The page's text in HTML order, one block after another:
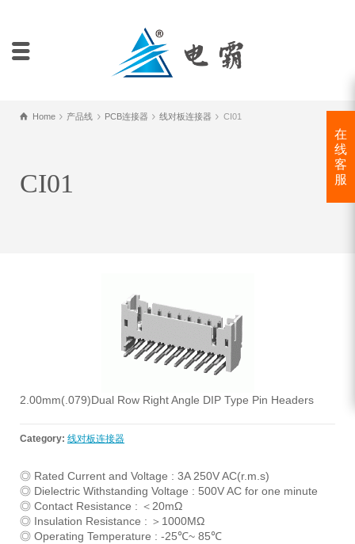
Home 产品线 PCB连接器 线对板连接器 CI01
CI01
2.00mm(.079)Dual Row Right Angle DIP Type Pin Headers
Category: 线对板连接器
◎ Rated Current and Voltage : 3A 250V AC(r.m.s)
◎ Dielectric Withstanding Voltage : 500V AC for one minute
◎ Contact Resistance : ＜20mΩ
◎ Insulation Resistance : ＞1000MΩ
◎ Operating Temperature : -25℃~ 85℃
在
线
客
服